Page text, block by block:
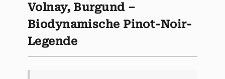
Volnay, Burgund –
Biodynamische Pinot-Noir-
Legende